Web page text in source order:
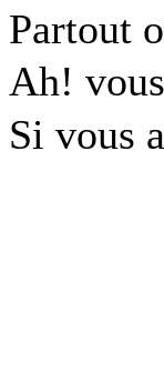
Partout
Ah!
Si vous